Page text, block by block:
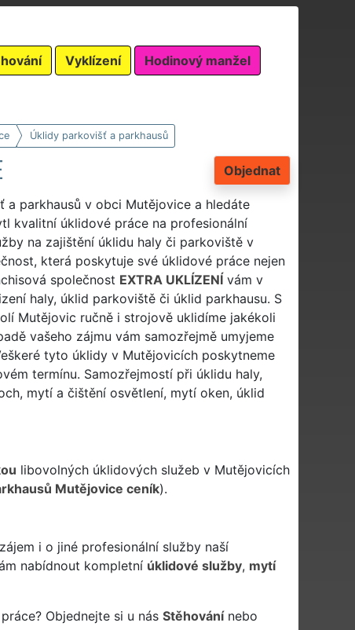
Vyklízení Hodinový manžel
Úklidy parkovišť a parkhausů
Objednat
parkhausů v obci Mutějovice a hledáte
kvalitní úklidové práce na profesionální
na zajištění úklidu haly či parkoviště v
která poskytuje své úklidové práce nejen
společnost EXTRA UKLÍZENÍvám v
haly, úklid parkoviště či úklid parkhausu. S
Mutějovic ručně i strojově uklidíme jakékoli
vašeho zájmu vám samozřejmě umyjeme
tyto úklidy v Mutějovicích poskytneme
termínu. Samozřejmostí při úklidu haly,
mytí a čištění osvětlení, mytí oken, úklid
libovolných úklidových služeb v Mutějovicích
Mutějovice ceník).
i o jiné profesionální služby naší
nabídnout kompletní úklidové služby, mytí
Objednejte si u nás Stěhovánínebo